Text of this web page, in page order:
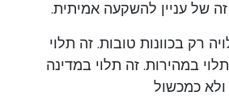
של עניין להשקעה אמיתית.
רק בכוונות טובות. זה תלוי
במהירות. זה תלוי במדינה
כמכשול